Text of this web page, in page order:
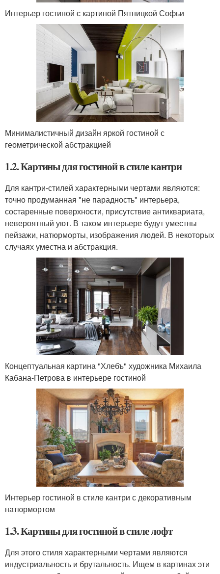
Интерьер гостиной с картиной Пятницкой Софьи
Минималистичный дизайн яркой гостиной с
геометрической абстракцией
1.2. Картины для гостиной в стиле кантри
Для кантри-стилей характерными чертами являются:
точно продуманная "не парадность" интерьера,
состаренные поверхности, присутствие антиквариата,
невероятный уют. В таком интерьере будут уместны
пейзажи, натюрморты, изображения людей. В некоторых
случаях уместна и абстракция.
Концептуальная картина "Хлебъ" художника Михаила
Кабана-Петрова в интерьере гостиной
Интерьер гостиной в стиле кантри с декоративным
натюрмортом
1.3. Картины для гостиной в стиле лофт
Для этого стиля характерными чертами являются
индустриальность и брутальность. Ищем в картинах эти